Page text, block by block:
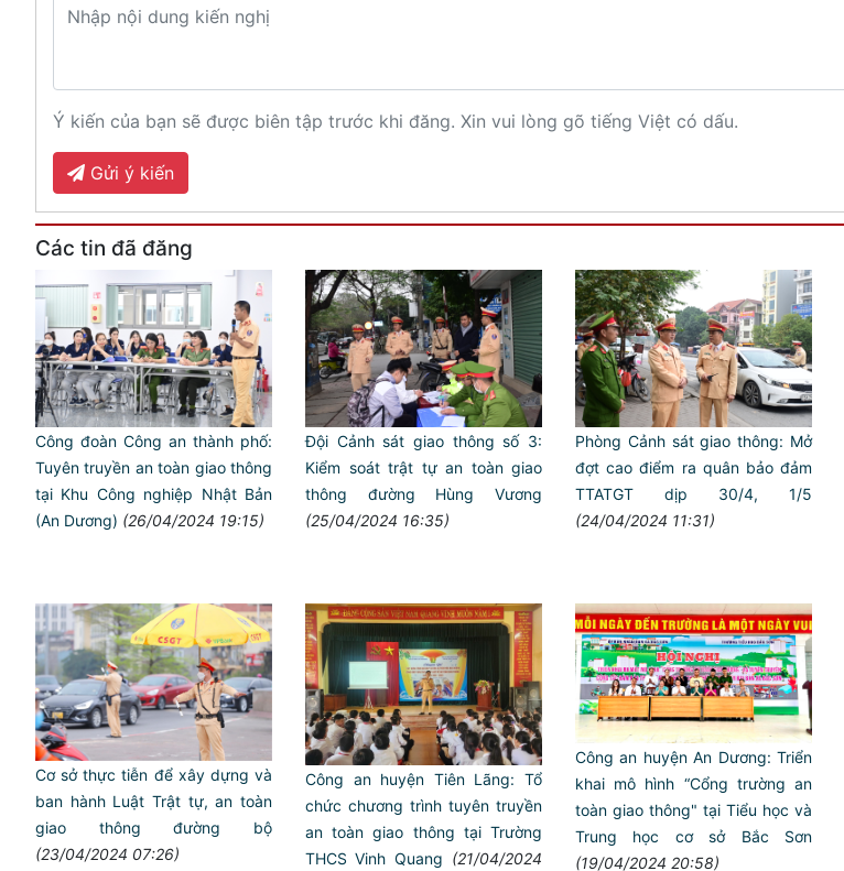
Ý kiến của bạn sẽ được biên tập trước khi đăng. Xin vui lòng gõ tiếng Việt có dấu.
Gửi ý kiến
Các tin đã đăng
Công đoàn Công an thành phố:
Tuyên truyền an toàn giao thông
tại Khu Công nghiệp Nhật Bản
(An Dương) (26/04/2024 19:15)
Đội Cảnh sát giao thông số 3:
Kiểm soát trật tự an toàn giao
thông đường Hùng Vương
(25/04/2024 16:35)
Phòng Cảnh sát giao thông: Mở
đợt cao điểm ra quân bảo đảm
TTATGT dịp 30/4, 1/5
(24/04/2024 11:31)
Cơ sở thực tiễn để xây dựng và
ban hành Luật Trật tự, an toàn
giao thông đường bộ
(23/04/2024 07:26)
Công an huyện Tiên Lãng: Tổ
chức chương trình tuyên truyền
an toàn giao thông tại Trường
THCS Vinh Quang (21/04/2024
Công an huyện An Dương: Triển
khai mô hình “Cổng trường an
toàn giao thông" tại Tiểu học và
Trung học cơ sở Bắc Sơn
(19/04/2024 20:58)